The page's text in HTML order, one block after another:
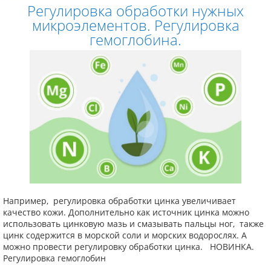
Регулировка обработки нужных
микроэлементов. Регулировка
гемоглобина.
Например, регулировка обработки цинка увеличивает
качество кожи. Дополнительно как источник цинка можно
использовать цинковую мазь и смазывать пальцы ног, также
цинк содержится в морской соли и морских водорослях. А
можно провести регулировку обработки цинка. НОВИНКА.
Регулировка гемоглобин